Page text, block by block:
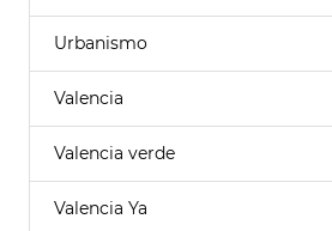
Urbanismo
Valencia
Valencia verde
Valencia Ya